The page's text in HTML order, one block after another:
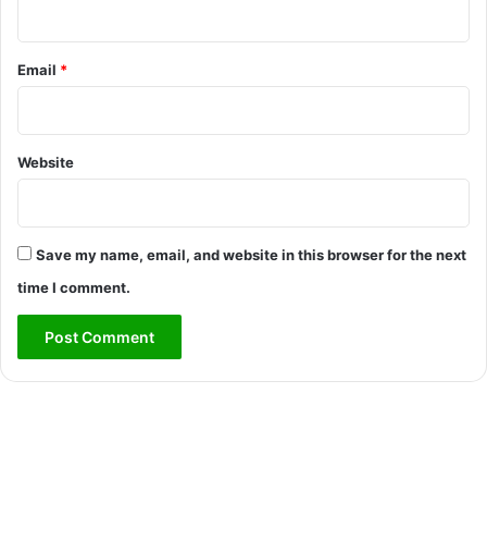
Email *
Website
Save my name, email, and website in this browser for the next
time I comment.